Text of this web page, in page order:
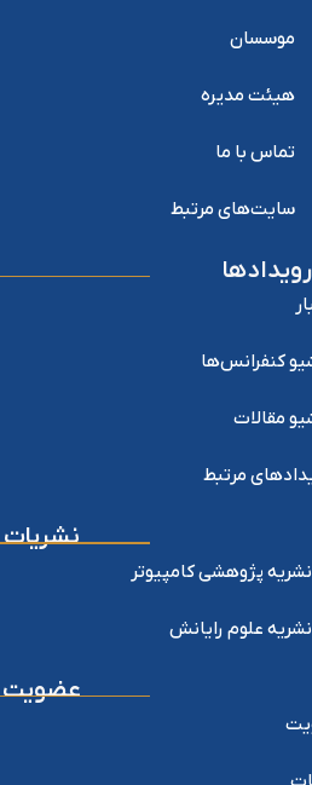
موسسان
هیئت مدیره
تماس با ما
سایت‌های مرتبط
رویدادها
کنفرانس‌ها
مقالات
مرتبط
نشریات
نشریه پژوهشی کامپیوتر
نشریه علوم رایانش
عضویت